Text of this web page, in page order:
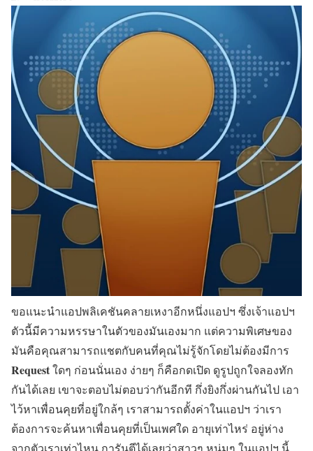
ขอแนะนำแอปพลิเคชันคลายเหงาอีกหนึ่งแอปฯ ซึ่งเจ้าแอปฯ
ตัวนี้มีความหรรษาในตัวของมันเองมาก แต่ความพิเศษของ
มันคือคุณสามารถแชตกับคนที่คุณไม่รู้จักโดยไม่ต้องมีการ
Requestใดๆ ก่อนนั่นเอง ง่ายๆ ก็คือกดเปิด ดูรูปถูกใจลองทัก
กันได้เลย เขาจะตอบไม่ตอบว่ากันอีกที กึ่งยิงกึ่งผ่านกันไป เอา
ไว้หาเพื่อนคุยที่อยู่ใกล้ๆ เราสามารถตั้งค่าในแอปฯ ว่าเรา
ต้องการจะค้นหาเพื่อนคุยที่เป็นเพศใด อายุเท่าไหร่ อยู่ห่าง